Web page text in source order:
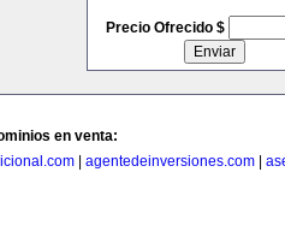
Precio Ofrecido $
en venta:
agentedeinversiones.com